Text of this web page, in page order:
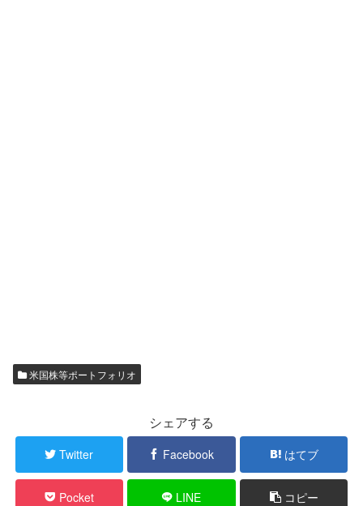
米国株等ポートフォリオ
シェアする
Twitter Facebook はてブ
Pocket LINE コピー